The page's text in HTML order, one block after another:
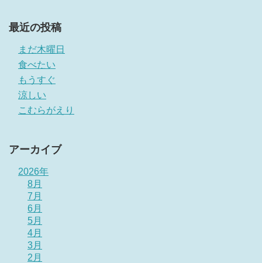
最近の投稿
まだ木曜日
食べたい
もうすぐ
涼しい
こむらがえり
アーカイブ
2026年
8月
7月
6月
5月
4月
3月
2月